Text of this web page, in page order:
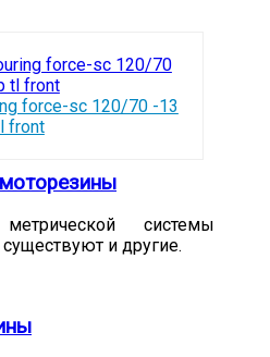
force-sc 120/70 -13
front
системы
и другие.